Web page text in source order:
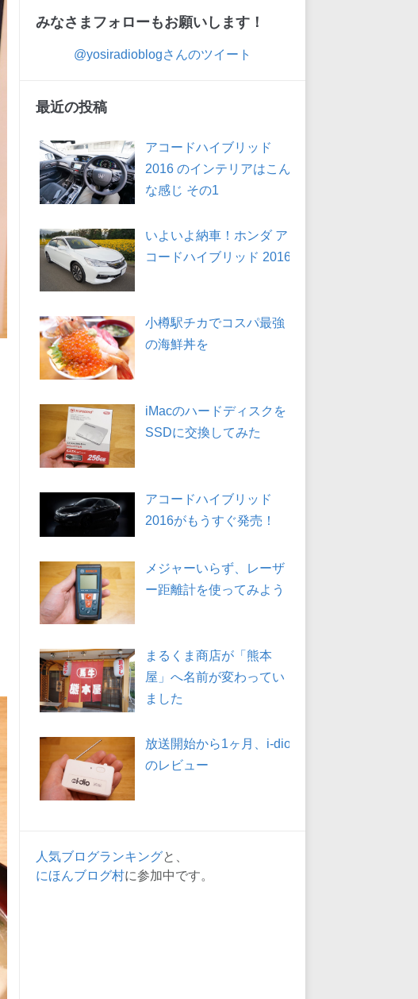
みなさまフォローもお願いします！
@yosiradioblogさんのツイート
最近の投稿
アコードハイブリッド
2016 のインテリアはこん
な感じ その1
いよいよ納車！ホンダ ア
コードハイブリッド 2016
小樽駅チカでコスパ最強
の海鮮丼を
iMacのハードディスクを
SSDに交換してみた
アコードハイブリッド
2016がもうすぐ発売！
メジャーいらず、レーザ
ー距離計を使ってみよう
まるくま商店が「熊本
屋」へ名前が変わってい
ました
放送開始から1ヶ月、i-dio
のレビュー
人気ブログランキングと、
にほんブログ村に参加中です。